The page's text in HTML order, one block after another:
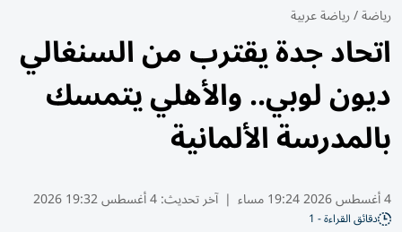
رياضة/رياضة عربية
اتحاد جدة يقترب من السنغالي
ديون لوبي.. والأهلي يتمسك
بالمدرسة الألمانية
4 أغسطس 2026 19:24 مساء | آخر تحديث:4 أغسطس 19:32 2026
دقائق القراءة - 1